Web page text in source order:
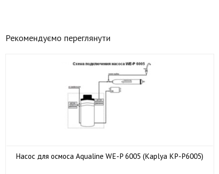
Рекомендуємо переглянути
Насос для осмоса Aqualine WE-P 6005 (Kaplya KP-P6005)